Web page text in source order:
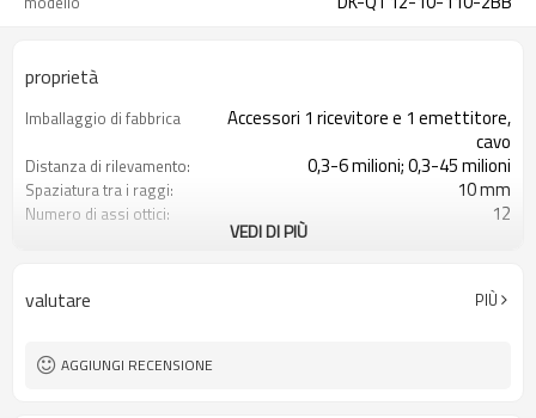
proprietà
Imballaggio di fabbrica
Accessori 1 ricevitore e 1 emettitore,
cavo
Distanza di rilevamento: 0,3-6 milioni; 0,3-45 milioni
Spaziatura tra i raggi: 10 mm
Numero di assi ottici: 12
Spina di interfaccia Dotato di connettore M16
Certificazione:
VEDI DI PIÙ
valutare PIÙ
AGGIUNGI RECENSIONE